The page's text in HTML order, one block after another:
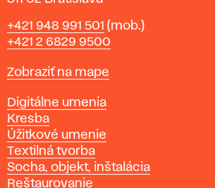
Telefón
+421 948 991 501 (mob.)
+421 2 6829 9500
Mapa
Zobraziť na mape
Katedry
Digitálne umenia
Kresba
Úžitkové umenie
Textilná tvorba
Socha, objekt, inštalácia
Reštaurovanie